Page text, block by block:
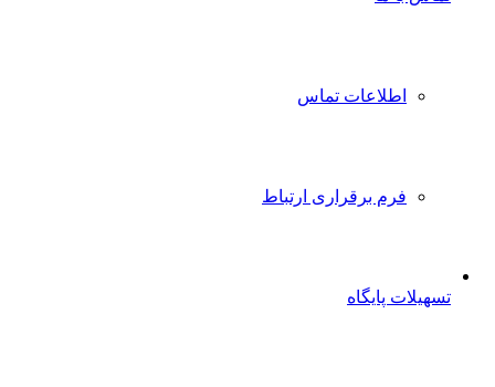
اطلاعات تماس
فرم برقراری ارتباط
تسهیلات پایگاه